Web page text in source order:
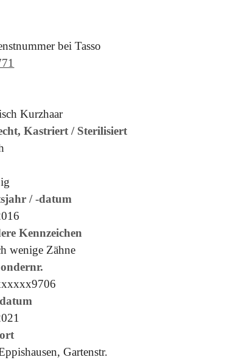
bei Tasso
Kurzhaar
Kastriert / Sterilisiert
/ -datum
Kennzeichen
wenige Zähne
Gartenstr.